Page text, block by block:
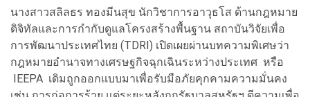
นางสาวสลิลธร ทองมีนสุข นักวิชาการอาวุธโส ด้านกฎหมาย
ดิจิทัลและการกำกับดูแลโครงสร้างพื้นฐาน สถาบันวิจัยเพื่อ
การพัฒนาประเทศไทย (TDRI) เปิดเผยผ่านบทความพิเศษว่า
กฎหมายอำนาจทางเศรษฐกิจฉุกเฉินระหว่างประเทศ หรือ
IEEPA เดิมถูกออกแบบมาเพื่อรับมือภัยคุกคามความมั่นคง